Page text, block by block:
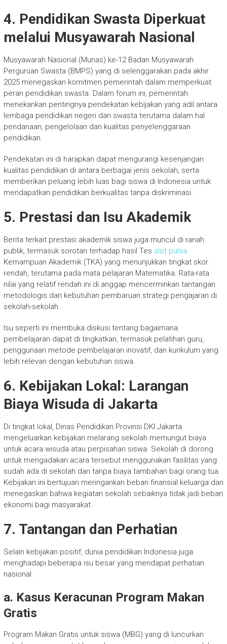
4. Pendidikan Swasta Diperkuat
melalui Musyawarah Nasional
Musyawarah Nasional (Munas) ke-12 Badan Musyawarah
Perguruan Swasta (BMPS) yang di selenggarakan pada akhir
2025 menegaskan komitmen pemerintah dalam memperkuat
peran pendidikan swasta. Dalam forum ini, pemerintah
menekankan pentingnya pendekatan kebijakan yang adil antara
lembaga pendidikan negeri dan swasta terutama dalam hal
pendanaan, pengelolaan dan kualitas penyelenggaraan
pendidikan.
Pendekatan ini di harapkan dapat mengurangi kesenjangan
kualitas pendidikan di antara berbagai jenis sekolah, serta
memberikan peluang lebih luas bagi siswa di Indonesia untuk
mendapatkan pendidikan berkualitas tanpa diskriminasi.
5. Prestasi dan Isu Akademik
Berita terkait prestasi akademik siswa juga muncul di ranah
publik, termasuk sorotan terhadap hasil Tes slot pulsa
Kemampuan Akademik (TKA) yang menunjukkan tingkat skor
rendah, terutama pada mata pelajaran Matematika. Rata-rata
nilai yang relatif rendah ini di anggap mencerminkan tantangan
metodologis dan kebutuhan pembaruan strategi pengajaran di
sekolah-sekolah.
Isu seperti ini membuka diskusi tentang bagaimana
pembelajaran dapat di tingkatkan, termasuk pelatihan guru,
penggunaan metode pembelajaran inovatif, dan kurikulum yang
lebih relevan dengan kebutuhan siswa.
6. Kebijakan Lokal: Larangan
Biaya Wisuda di Jakarta
Di tingkat lokal, Dinas Pendidikan Provinsi DKI Jakarta
mengeluarkan kebijakan melarang sekolah memungut biaya
untuk acara wisuda atau perpisahan siswa. Sekolah di dorong
untuk mengadakan acara tersebut menggunakan fasilitas yang
sudah ada di sekolah dan tanpa biaya tambahan bagi orang tua.
Kebijakan ini bertujuan meringankan beban finansial keluarga dan
menegaskan bahwa kegiatan sekolah sebaiknya tidak jadi beban
ekonomi bagi masyarakat.
7. Tantangan dan Perhatian
Selain kebijakan positif, dunia pendidikan Indonesia juga
menghadapi beberapa isu besar yang mendapat perhatian
nasional:
a. Kasus Keracunan Program Makan
Gratis
Program Makan Gratis untuk siswa (MBG) yang di luncurkan